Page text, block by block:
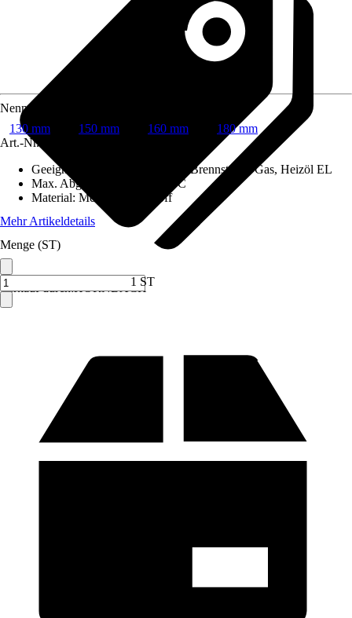
Verkauf durch:HORNBACH
Nenndurchmesser
130 mm
150 mm 160 mm
180 mm
Art.-Nr.
Geeignet für Brennstoffe
Feste Brennstoffe, Gas, Heizöl EL
Max. Abgastemperatur
600 °C
Material: Metall, Dämmstoff
Mehr Artikeldetails
Menge (ST)
1 ST